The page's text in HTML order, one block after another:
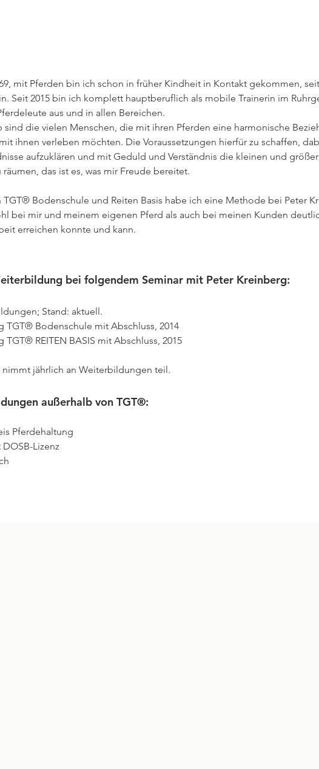
mit Pferden bin ich schon in früher Kindheit in Kontakt gekommen,
Seit 2015 bin ich komplett hauptberuflich als mobile Trainerin im
aus und in allen Bereichen.
sind die vielen Menschen, die mit ihren Pferden eine harmonische
ihnen verleben möchten. Die Voraussetzungen hierfür zu schaffen,
aufzuklären und mit Geduld und Verständnis die kleinen und
das ist es, was mir Freude bereitet.
bei mir und meinem eigenen Pferd als auch bei meinen Kunden
erreichen konnte und kann.
bei folgendem Seminar mit Peter Kreinberg:
Stand: aktuell.
TGT® Bodenschule mit Abschluss, 2014
TGT® REITEN BASIS mit Abschluss, 2015
jährlich an Weiterbildungen teil.
außerhalb von TGT®:
Pferdehaltung
DOSB-Lizenz